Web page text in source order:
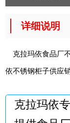
详细说明
克拉玛依食品厂
依不锈钢柜子供应
克拉玛依